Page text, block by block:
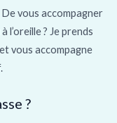
vous accompagner
l’oreille ? Je prends
vous accompagne
?